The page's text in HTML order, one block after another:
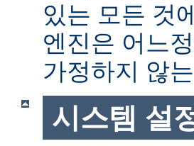
있는 모든 것
엔진은 어느
가정하지 않
시스템 설